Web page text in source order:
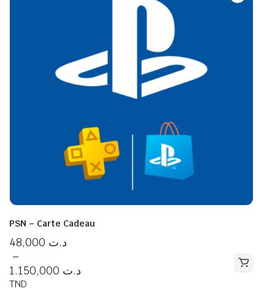
PSN – Carte Cadeau
د.ت
–
د.ت
TND